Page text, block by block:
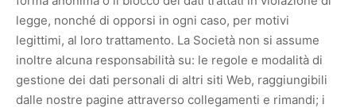
legge, nonché di opporsi in ogni caso, per motivi
legittimi, al loro trattamento. La Società non si assume
inoltre alcuna responsabilità su: le regole e modalità di
gestione dei dati personali di altri siti Web, raggiungibili
dalle nostre pagine attraverso collegamenti e rimandi; i